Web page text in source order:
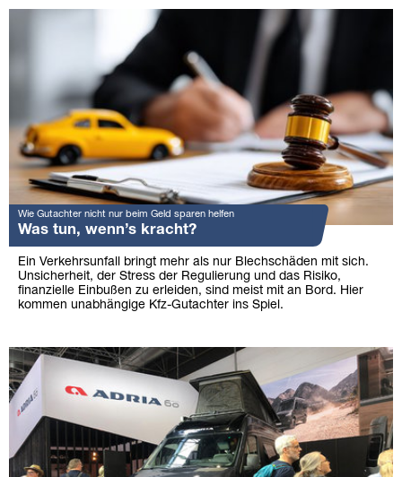
Wie Gutachter nicht nur beim Geld sparen helfen
Was tun, wenn’s kracht?
Ein Verkehrsunfall bringt mehr als nur Blechschäden mit sich.
Unsicherheit, der Stress der Regulierung und das Risiko,
finanzielle Einbußen zu erleiden, sind meist mit an Bord. Hier
kommen unabhängige Kfz-Gutachter ins Spiel.